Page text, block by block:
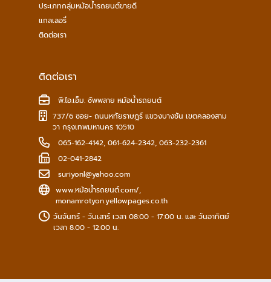
ประเภทกลุ่มหม้อน้ำรถยนต์ขายดี
แกลเลอรี่
ติดต่อเรา
ติดต่อเรา
พี.ไอ.เอ็ม. ซัพพลาย หม้อน้ำรถยนต์
737/6 ซอย- ถนนหทัยราษฎร์ แขวงบางชัน เขตคลองสาม
วา กรุงเทพมหานคร 10510
065-162-4142, 061-624-2342, 063-232-2361
02-041-2842
suriyonl@yahoo.com
www.หม้อน้ํารถยนต์.com/,
monamrotyon.yellowpages.co.th
วันจันทร์ - วันเสาร์ เวลา 08:00 - 17:00 น. และ วันอาทิตย์
เวลา 8.00 - 12.00 น.